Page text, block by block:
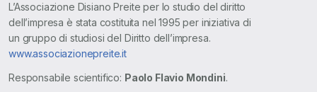
L’Associazione Disiano Preite per lo studio del diritto
dell’impresa è stata costituita nel 1995 per iniziativa di
un gruppo di studiosi del Diritto dell’impresa.
www.associazionepreite.it
Responsabile scientifico: Paolo Flavio Mondini.